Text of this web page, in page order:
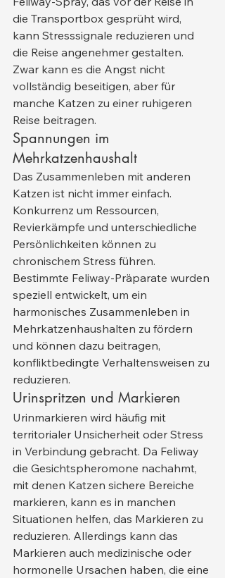
die Transportbox gesprüht wird,
kann Stresssignale reduzieren und
die Reise angenehmer gestalten.
Zwar kann es die Angst nicht
vollständig beseitigen, aber für
manche Katzen zu einer ruhigeren
Reise beitragen.
Spannungen im
Mehrkatzenhaushalt
Das Zusammenleben mit anderen
Katzen ist nicht immer einfach.
Konkurrenz um Ressourcen,
Revierkämpfe und unterschiedliche
Persönlichkeiten können zu
chronischem Stress führen.
Bestimmte Feliway-Präparate wurden
speziell entwickelt, um ein
harmonisches Zusammenleben in
Mehrkatzenhaushalten zu fördern
und können dazu beitragen,
konfliktbedingte Verhaltensweisen zu
reduzieren.
Urinspritzen und Markieren
Urinmarkieren wird häufig mit
territorialer Unsicherheit oder Stress
in Verbindung gebracht. Da Feliway
die Gesichtspheromone nachahmt,
mit denen Katzen sichere Bereiche
markieren, kann es in manchen
Situationen helfen, das Markieren zu
reduzieren. Allerdings kann das
Markieren auch medizinische oder
hormonelle Ursachen haben, die eine